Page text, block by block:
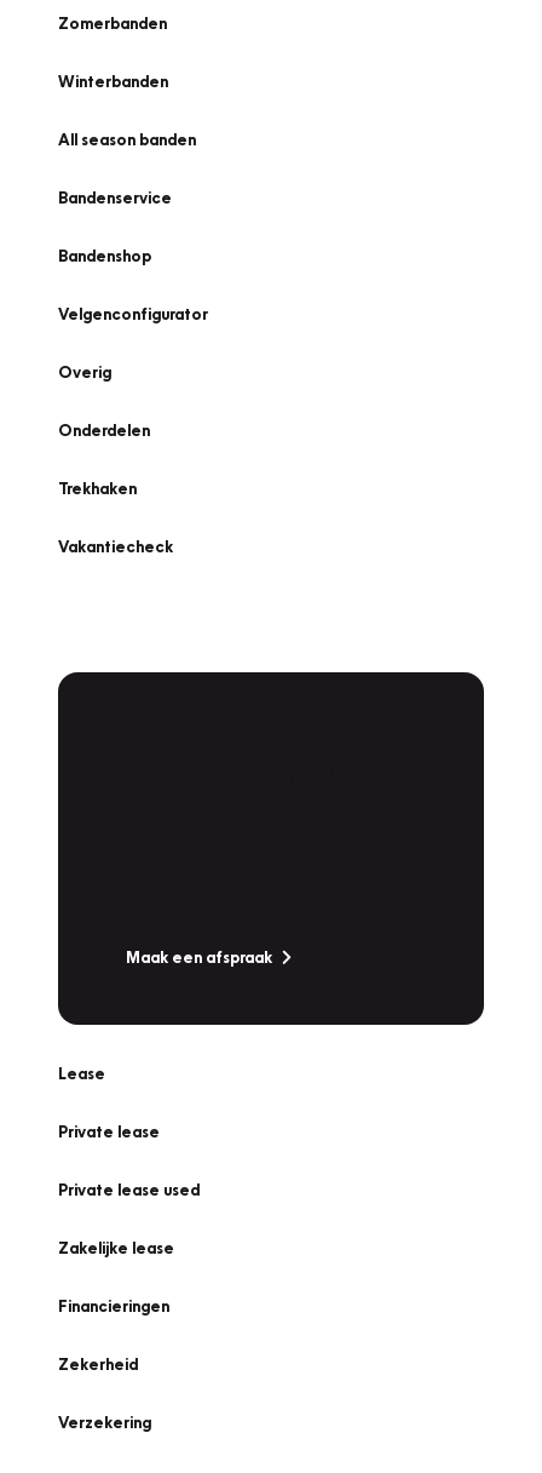
Zomerbanden
Winterbanden
All season banden
Bandenservice
Bandenshop
Velgenconfigurator
Overig
Onderdelen
Trekhaken
Vakantiecheck
Maak een afspraak
Lease
Private lease
Private lease used
Zakelijke lease
Financieringen
Zekerheid
Verzekering